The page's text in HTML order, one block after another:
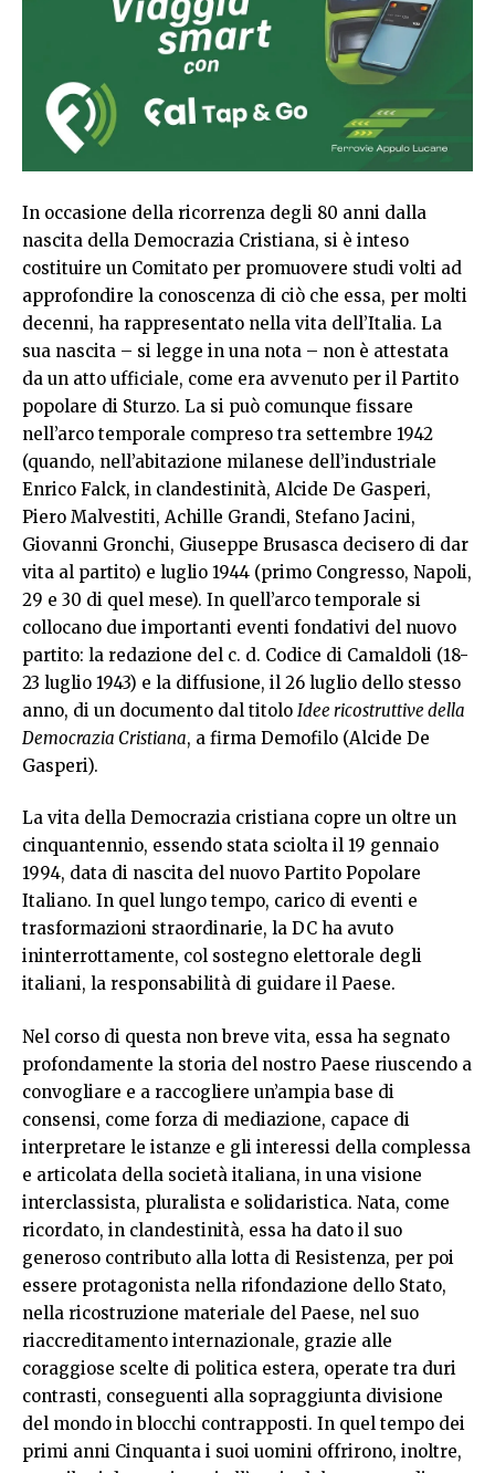
In occasione della ricorrenza degli 80 anni dalla
nascita della Democrazia Cristiana, si è inteso
costituire un Comitato per promuovere studi volti ad
approfondire la conoscenza di ciò che essa, per molti
decenni, ha rappresentato nella vita dell’Italia. La
sua nascita – si legge in una nota – non è attestata
da un atto ufficiale, come era avvenuto per il Partito
popolare di Sturzo. La si può comunque fissare
nell’arco temporale compreso tra settembre 1942
(quando, nell’abitazione milanese dell’industriale
Enrico Falck, in clandestinità, Alcide De Gasperi,
Piero Malvestiti, Achille Grandi, Stefano Jacini,
Giovanni Gronchi, Giuseppe Brusasca decisero di dar
vita al partito) e luglio 1944 (primo Congresso, Napoli,
29 e 30 di quel mese). In quell’arco temporale si
collocano due importanti eventi fondativi del nuovo
partito: la redazione del c. d. Codice di Camaldoli (18-
23 luglio 1943) e la diffusione, il 26 luglio dello stesso
anno, di un documento dal titolo Idee ricostruttive della
Democrazia Cristiana, a firma Demofilo (Alcide De
Gasperi).
La vita della Democrazia cristiana copre un oltre un
cinquantennio, essendo stata sciolta il 19 gennaio
1994, data di nascita del nuovo Partito Popolare
Italiano. In quel lungo tempo, carico di eventi e
trasformazioni straordinarie, la DC ha avuto
ininterrottamente, col sostegno elettorale degli
italiani, la responsabilità di guidare il Paese.
Nel corso di questa non breve vita, essa ha segnato
profondamente la storia del nostro Paese riuscendo a
convogliare e a raccogliere un’ampia base di
consensi, come forza di mediazione, capace di
interpretare le istanze e gli interessi della complessa
e articolata della società italiana, in una visione
interclassista, pluralista e solidaristica. Nata, come
ricordato, in clandestinità, essa ha dato il suo
generoso contributo alla lotta di Resistenza, per poi
essere protagonista nella rifondazione dello Stato,
nella ricostruzione materiale del Paese, nel suo
riaccreditamento internazionale, grazie alle
coraggiose scelte di politica estera, operate tra duri
contrasti, conseguenti alla sopraggiunta divisione
del mondo in blocchi contrapposti. In quel tempo dei
primi anni Cinquanta i suoi uomini offrirono, inoltre,